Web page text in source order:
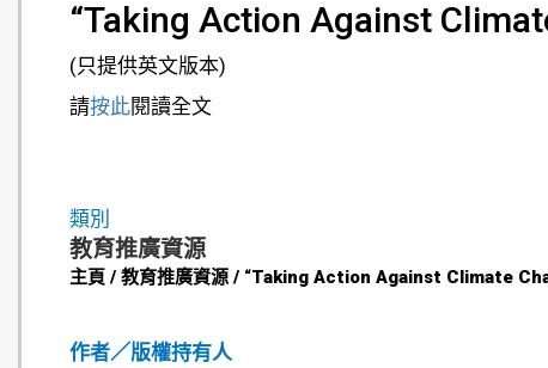
作者／版權持有人
“Taking Action Against
(只提供英文版本)
請按此閱讀全文
類別
教育推廣資源
主頁 / 教育推廣資源 / “Taking Action Against Climate